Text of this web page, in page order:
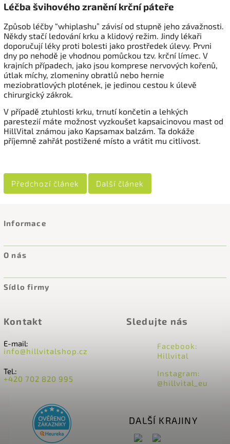
Léčba švihového zranění krční páteře
Způsob léčby “whiplashu” závisí od stupně jeho závažnosti.
Někdy stačí ledování krku a klidový režim. Jindy lékaři
doporučují léky proti bolesti jako prostředek úlevy. Prvni
dny po nehodě je vhodnou pomůckou tzv. krční límec. V
krajních případech, jako jsou komprese nervových kořenů,
útlak míchy, zlomeniny obratlů nebo hernie
meziobratlových plotének, je jedinou cestou k úlevě
chirurgický zákrok.
V případě ztuhlosti krku, trnutí končetin a lehkých
parestezií máte možnost vyzkoušet kapsaicinovou mast od
HillVital známou jako Kapsamax balzám. Ta dokáže
příjemně zahřát postižené místo a vrátit mu citlivost.
Předchozí článek Další článek
Informace
O nás
Sídlo firmy
Sledujte nás
Facebook:
Hillvital
Instagram:
@hillvital_eu
Kontakt
E-mail:
info@hillvitalshop.cz
Tel.:
+420 702 820 995
DALŠÍ KRAJINY